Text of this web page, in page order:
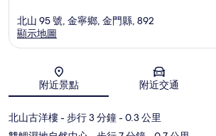
地圖
北山 95 號, 金寧鄉, 金門縣, 892
顯示地圖
附近景點 附近交通
北山古洋樓- 步行 3 分鐘- 0.3 公里